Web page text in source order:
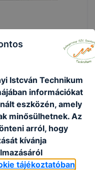
Istcván Technikum
információkat
eszközén, amely
minősülhetnek. Az
arról, hogy
kívánja
tájékoztatóban